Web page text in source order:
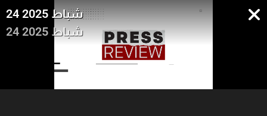
24 شباط 2025
24 شباط 2025